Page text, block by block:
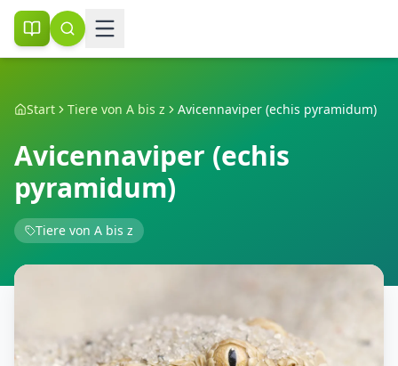
Start Tiere von A bis z Avicennaviper (echis pyramidum)
Avicennaviper (echis
pyramidum)
Tiere von A bis z